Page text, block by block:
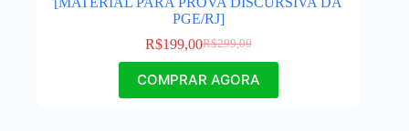
PGE/RJ]
R$299,00
R$199,00
COMPRAR AGORA